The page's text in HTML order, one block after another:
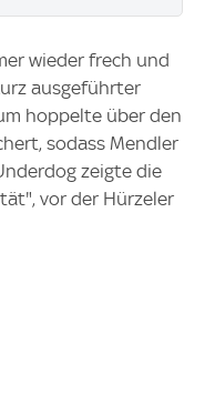
wieder frech und
ausgeführter
hoppelte über den
sodass Mendler
zeigte die
vor der Hürzeler